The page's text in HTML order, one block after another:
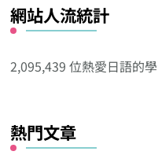
其
他
類
網站人流統計
2,095,439 位熱愛日語的
熱門文章